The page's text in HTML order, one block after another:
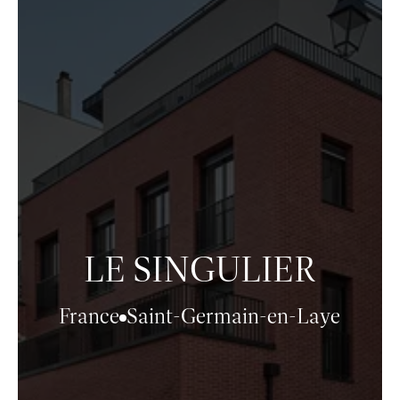
LE SINGULIER
France Saint-Germain-en-Laye